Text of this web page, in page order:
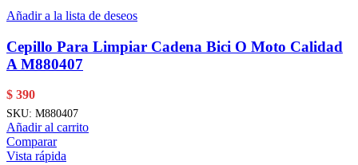
Añadir a la lista de deseos
Cepillo Para Limpiar Cadena Bici O Moto Calidad
A M880407
$ 390
SKU: M880407
Añadir al carrito
Comparar
Vista rápida